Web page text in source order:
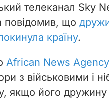
телеканал Sky
повідомив, що
країну.
African News Agency
з військовими і
якщо його